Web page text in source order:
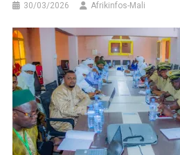
30/03/2026 Afrikinfos-Mali